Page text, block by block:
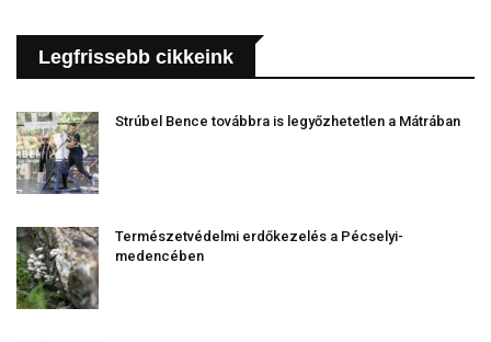
Legfrissebb cikkeink
Strúbel Bence továbbra is legyőzhetetlen a Mátrában
Természetvédelmi erdőkezelés a Pécselyi-
medencében